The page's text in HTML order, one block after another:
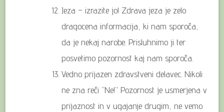
Jeza – izrazite jo! Zdrava jeza je zelo
dragocena informacija, ki nam sporoča,
da je nekaj narobe. Prisluhnimo ji ter
posvetimo pozornost kaj nam sporoča.
Vedno prijazen zdravstveni delavec. Nikoli
ne zna reči “Ne!” Pozornost je usmerjena v
prijaznost in v ugajanje drugim, ne vemo